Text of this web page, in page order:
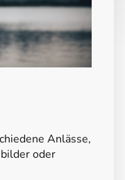
Anlässe,
oder